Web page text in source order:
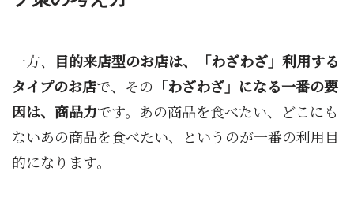
一方、
目的来店型のお店は、「わざわざ」利用する
タイプのお店で、その 「わざわざ」になる一番の要
因は、商品力です。あの商品を食べたい、どこにも
ないあの商品を食べたい、というのが一番の利用目
的になります。